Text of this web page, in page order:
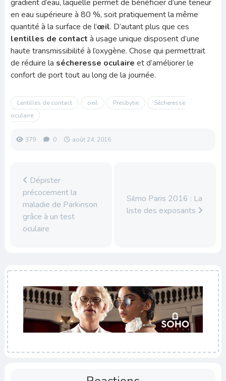
gradient d’eau, laquelle permet de bénéficier d’une teneur
en eau supérieure à 80 %, soit pratiquement la même
quantité à la surface de l’œil. D’autant plus que ces
lentilles de contact à usage unique disposent d’une
haute transmissibilité à l’oxygène. Chose qui permettrait
de réduire la sécheresse oculaire et d’améliorer le
confort de port tout au long de la journée.
Lentilles de contact oeil Presbytie
Sécheresse
oculaire
379 0 août 24, 2016
Dépister
précocement la
maladie de Parkinson
grâce à un test
oculaire
Silmo Paris 2016 : La
liste des exposants